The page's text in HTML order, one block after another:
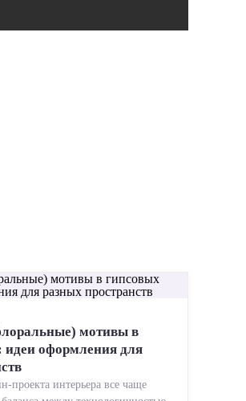
мотивы в
идеи оформления для
проекта интерьера все чаще